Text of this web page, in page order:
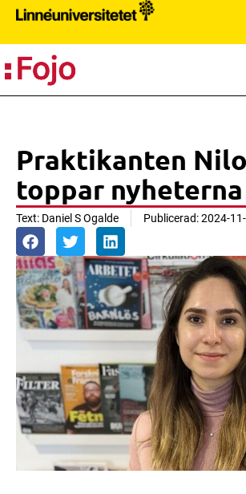
Praktikanten
toppar nyheterna
Text: Daniel S Ogalde Publicerad:2024-